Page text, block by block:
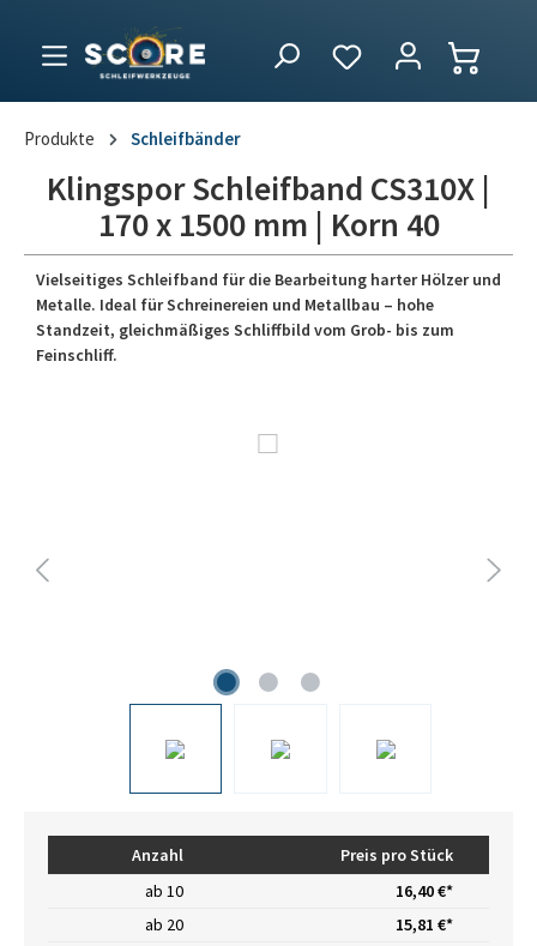
Produkte Schleifbänder
Klingspor Schleifband CS310X |
170 x 1500 mm | Korn 40
Vielseitiges Schleifband für die Bearbeitung harter Hölzer und
Metalle. Ideal für Schreinereien und Metallbau – hohe
Standzeit, gleichmäßiges Schliffbild vom Grob- bis zum
Feinschliff.
Anzahl
Preis pro Stück
ab 10
16,40 €*
ab 20
15,81 €*